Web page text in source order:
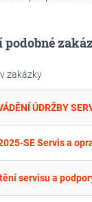
podobné
zakázky
SE Servis a
servisu a